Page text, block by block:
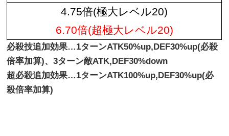
4.75倍(極大レベル20)
6.70倍(超極大レベル20)
必殺技追加効果…1ターンATK50%up,DEF30%up(必殺
倍率加算)、3ターン敵ATK,DEF30%down
超必殺追加効果…1ターンATK100%up,DEF30%up(必
殺倍率加算)